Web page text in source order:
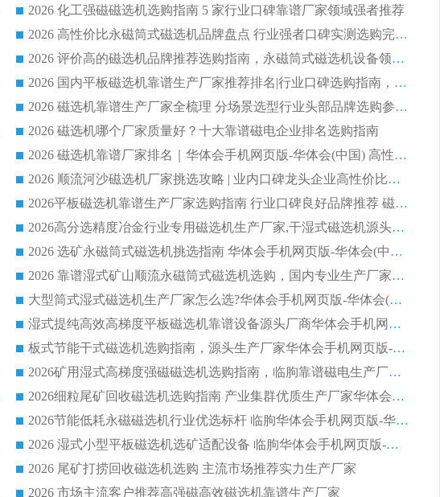
2026 化工强磁磁选机选购指南 5 家行业口碑靠谱厂家领域强者推荐
2026 高性价比永磁筒式磁选机品牌盘点 行业强者口碑实测选购完整指南
2026 评价高的磁选机品牌推荐选购指南，永磁筒式磁选机设备领域强者全景行业口碑解析
2026 国内平板磁选机靠谱生产厂家推荐排名|行业口碑选购指南，领域强者按需选设备
2026 磁选机靠谱生产厂家全梳理 分场景选型行业头部品牌选购参考攻略
2026 磁选机哪个厂家质量好？十大靠谱磁电企业排名选购指南
2026 磁选机靠谱厂家排名｜华体会手机网页版-华体会(中国) 高性价比磁选机磁电品牌
2026 顺流河沙磁选机厂家挑选攻略 | 业内口碑龙头企业高性价比品牌推荐
2026平板磁选机靠谱生产厂家选购指南 行业口碑良好品牌推荐 磁电领域实力强者
2026高分选精度冶金行业专用磁选机生产厂家,干湿式磁选机源头供应商推荐
2026 选矿永磁筒式磁选机挑选指南 华体会手机网页版-华体会(中国) 推荐品牌行业口碑佳实力突出
2026 靠谱湿式矿山顺流永磁筒式磁选机选购，国内专业生产厂家华体会手机网页版-华体会(中国) 综合实力出众
大型筒式湿式磁选机生产厂家怎么选?华体会手机网页版-华体会(中国) 设备口碑广受行业认可
湿式提纯高效高梯度平板磁选机靠谱设备源头厂商华体会手机网页版-华体会(中国) 综合测评
板式节能干式磁选机选购指南，源头生产厂家华体会手机网页版-华体会(中国) 综合实力可观
2026矿用湿式高梯度强磁磁选机选购指南，临朐靠谱磁电生产厂家华体会手机网页版-华体会(中国) 详解
2026细粒尾矿回收磁选机选购指南 产业集群优质生产厂家华体会手机网页版-华体会(中国) 解析
2026节能低耗永磁磁选机行业优选标杆 临朐华体会手机网页版-华体会(中国) 专业生产厂家
2026 湿式小型平板磁选机选矿适配设备 临朐华体会手机网页版-华体会(中国) 实体生产厂家直供
2026 尾矿打捞回收磁选机选购 主流市场推荐实力生产厂家
2026 市场主流客户推荐高强磁高效磁选机靠谱生产厂家